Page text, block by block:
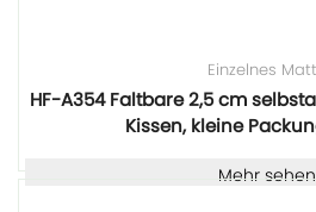
Einzelnes
HF-A354 Faltbare 2,5 cm
Kissen, kleine
Mehr sehen